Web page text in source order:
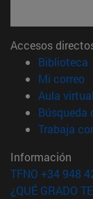
Accesos
Biblioteca
Mi correo
Aula
Búsqueda
Trabaja
Información
TFNO +34 948
¿QUÉ GRADO